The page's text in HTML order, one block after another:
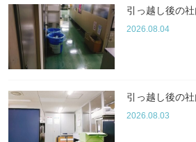
引っ越し後の社
2026.08.04
引っ越し後の社
2026.08.03